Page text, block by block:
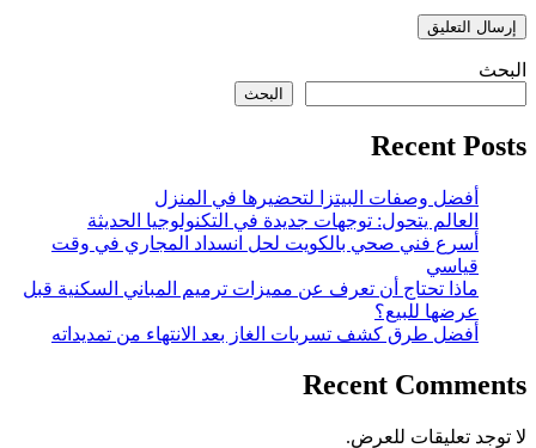
البحث
البحث
Recent Posts
أفضل وصفات البيتزا لتحضيرها في المنزل
العالم يتحول: توجهات جديدة في التكنولوجيا الحديثة
أسرع فني صحي بالكويت لحل انسداد المجاري في وقت
قياسي
ماذا تحتاج أن تعرف عن مميزات ترميم المباني السكنية قبل
عرضها للبيع؟
أفضل طرق كشف تسربات الغاز بعد الانتهاء من تمديداته
Recent Comments
لا توجد تعليقات للعرض.